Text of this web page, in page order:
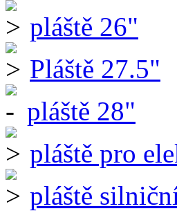
pláště 26"
Pláště 27.5"
pláště 28"
pláště pro
pláště